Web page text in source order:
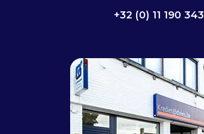
+32 (0) 11 190 343